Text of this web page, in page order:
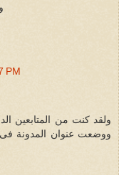
PM
ولقد كنت من المتابعين
ووضعت عنوان المدونة فى